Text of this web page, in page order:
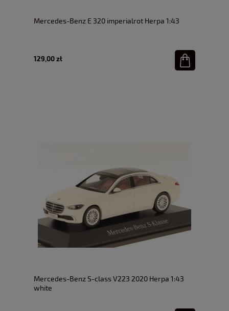
Mercedes-Benz E 320 imperialrot Herpa 1:43
129,00 zł
Mercedes-Benz S-class V223 2020 Herpa 1:43
white